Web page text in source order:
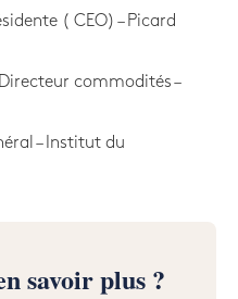
( CEO) – Picard
commodités –
– Institut du
savoir plus ?